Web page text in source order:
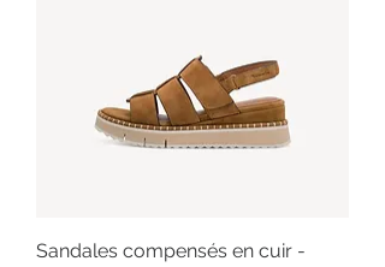
Sandales compensés en cuir -